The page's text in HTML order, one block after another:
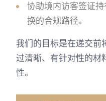
协助境内访客签证
换的合规路径。
我们的目标是在递交前
过清晰、有针对性的材
性。